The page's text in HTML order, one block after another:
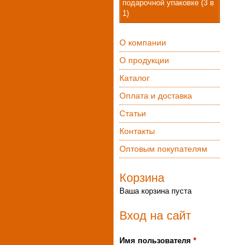
подарочной упаковке (3 в
1)
О компании
О продукции
Каталог
Оплата и доставка
Статьи
Контакты
Оптовым покупателям
Корзина
Ваша корзина пуста
Вход на сайт
Имя пользователя *